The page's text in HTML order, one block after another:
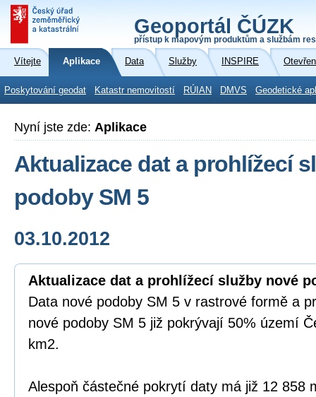
Geoportál ČÚZK
přístup k mapovým produktům a službám
Vítejte Aplikace Data Služby INSPIRE
Poskytování geodat Katastr nemovitostí RÚIAN DMVS Geodetické
Nyní jste zde: Aplikace
Aktualizace dat a prohlížecí
podoby SM 5
03.10.2012
Aktualizace dat a prohlížecí služby nové
Data nové podoby SM 5 v rastrové formě a
nové podoby SM 5 již pokrývají 50% území
km2.
Alespoň částečné pokrytí daty má již 12 858